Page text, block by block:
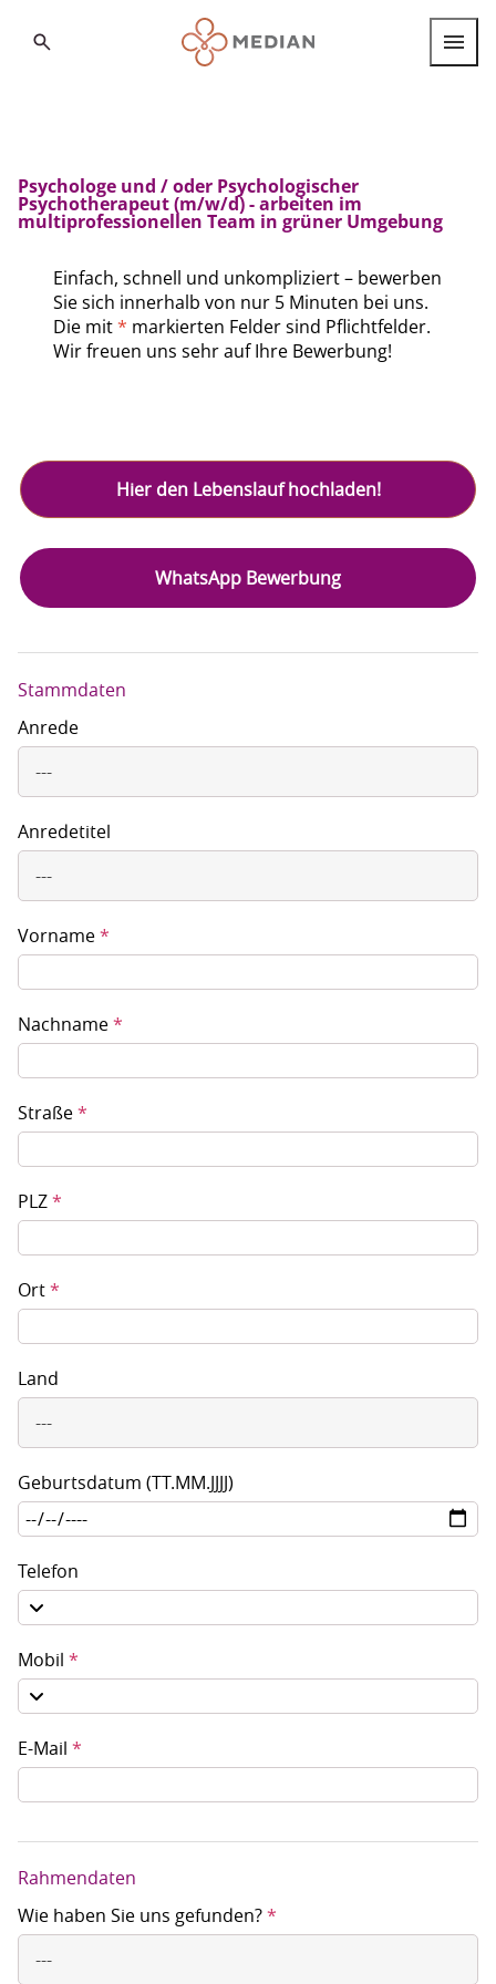
Search
Internationale Fachkräfte
Über MEDIAN
Psychologe und / oder Psychologischer
Psychotherapeut (m/w/d) - arbeiten im
multiprofessionellen Team in grüner Umgebung
Einfach, schnell und unkompliziert – bewerben
Sie sich innerhalb von nur 5 Minuten bei uns.
Die mit* markierten Felder sind Pflichtfelder.
Wir freuen uns sehr auf Ihre Bewerbung!
Hier den Lebenslauf hochladen!
WhatsApp Bewerbung
Stammdaten
Anrede
---
Anredetitel
---
Vorname*
Nachname*
Straße*
PLZ*
Ort*
Land
---
Geburtsdatum (TT.MM.JJJJ)
Telefon
Mobil *
E-Mail *
Rahmendaten
Wie haben Sie uns gefunden?*
---